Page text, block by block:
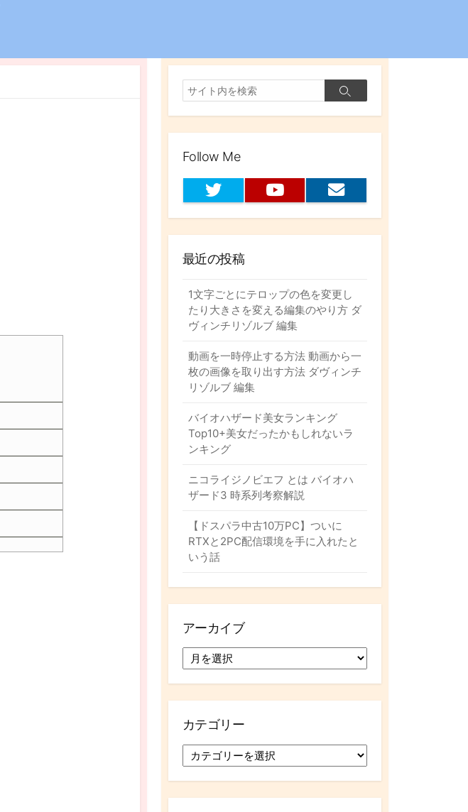
検
索
検
索
Follow Me
T
w
i
t
e
o
u
t
お
問
い
合
ォ
ー
最近の投稿
1文字ごとにテロップの色を変更し
たり大きさを変える編集のやり方 ダ
ヴィンチリゾルブ 編集
動画を一時停止する方法 動画から一
枚の画像を取り出す方法 ダヴィンチ
リゾルブ 編集
バイオハザード美女ランキング
Top10+美女だったかもしれないラ
ンキング
ニコライジノビエフ とは バイオハ
ザード3 時系列考察解説
【ドスパラ中古10万PC】ついに
RTXと2PC配信環境を手に入れたと
いう話
アーカイブ
ア
ー
カ
イ
カテゴリー
カ
テ
ゴ
リ